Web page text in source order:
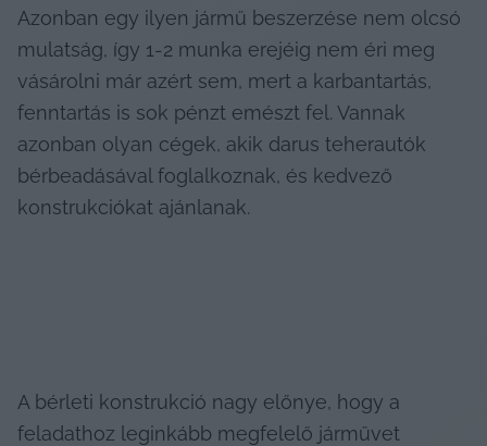
Azonban egy ilyen jármű beszerzése nem olcsó
mulatság, így 1-2 munka erejéig nem éri meg
vásárolni már azért sem, mert a karbantartás,
fenntartás is sok pénzt emészt fel. Vannak
azonban olyan cégek, akik darus teherautók
bérbeadásával foglalkoznak, és kedvező
konstrukciókat ajánlanak.
A bérleti konstrukció nagy előnye, hogy a
feladathoz leginkább megfelelő járművet